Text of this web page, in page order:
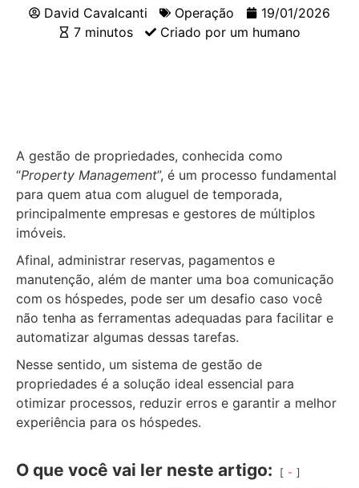
David Cavalcanti Operação
19/01/2026
7 minutos
Criado por um humano
A gestão de propriedades, conhecida como
“Property Management”, é um processo fundamental
para quem atua com aluguel de temporada,
principalmente empresas e gestores de múltiplos
imóveis.
Afinal, administrar reservas, pagamentos e
manutenção, além de manter uma boa comunicação
com os hóspedes, pode ser um desafio caso você
não tenha as ferramentas adequadas para facilitar e
automatizar algumas dessas tarefas.
Nesse sentido, um sistema de gestão de
propriedades é a solução ideal essencial para
otimizar processos, reduzir erros e garantir a melhor
experiência para os hóspedes.
O que você vai ler neste artigo: -